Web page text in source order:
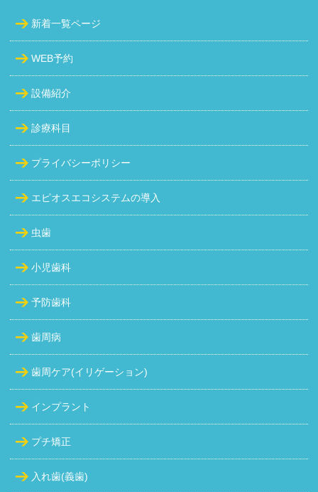
新着一覧ページ
WEB予約
設備紹介
診療科目
プライバシーポリシー
エピオスエコシステムの導入
虫歯
小児歯科
予防歯科
歯周病
歯周ケア(イリゲーション)
インプラント
プチ矯正
入れ歯(義歯)